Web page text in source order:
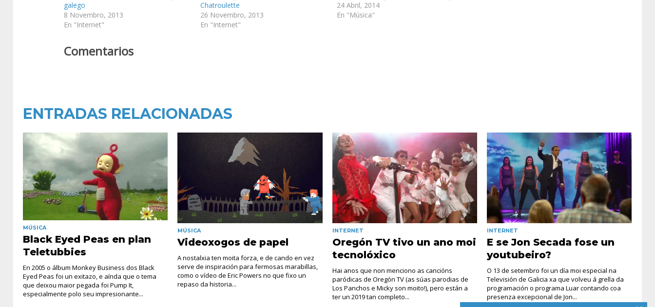
galego
8 Novembro, 2013
En "Internet"
Chatroulette
26 Novembro, 2013
En "Internet"
24 Abril, 2014
En "Música"
Comentarios
ENTRADAS RELACIONADAS
MÚSICA
Black Eyed Peas en plan
Teletubbies
En 2005 o álbum Monkey Business dos Black
Eyed Peas foi un exitazo, e aínda que o tema
que deixou maior pegada foi Pump It,
especialmente polo seu impresionante...
MÚSICA
Videoxogos de papel
A nostalxia ten moita forza, e de cando en vez
serve de inspiración para fermosas marabillas,
como o vídeo de Eric Powers no que fixo un
repaso da historia...
INTERNET
Oregón TV tivo un ano moi
tecnolóxico
Hai anos que non menciono as cancións
paródicas de Oregón TV (as súas parodias de
Los Panchos e Micky son moito!), pero están a
ter un 2019 tan completo...
INTERNET
E se Jon Secada fose un
youtubeiro?
O 13 de setembro foi un día moi especial na
Televisión de Galicia xa que volveu á grella da
programación o programa Luar contando coa
presenza excepcional de Jon...